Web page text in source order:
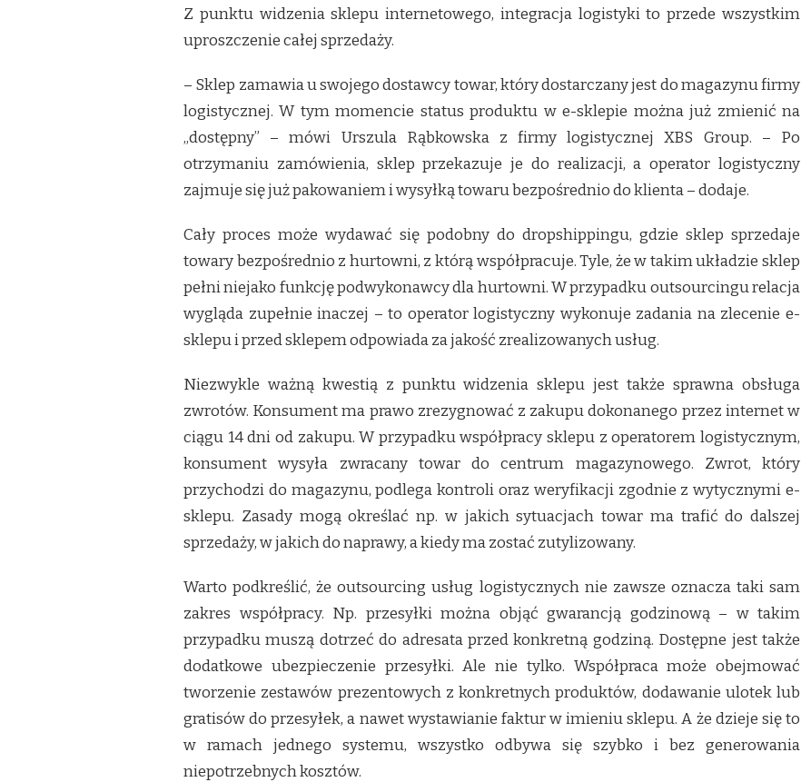
Z punktu widzenia sklepu internetowego, integracja logistyki to przede wszystkim
uproszczenie całej sprzedaży.
– Sklep zamawia u swojego dostawcy towar, który dostarczany jest do magazynu firmy
logistycznej. W tym momencie status produktu w e-sklepie można już zmienić na
„dostępny” – mówi Urszula Rąbkowska z firmy logistycznej XBS Group. – Po
otrzymaniu zamówienia, sklep przekazuje je do realizacji, a operator logistyczny
zajmuje się już pakowaniem i wysyłką towaru bezpośrednio do klienta – dodaje.
Cały proces może wydawać się podobny do dropshippingu, gdzie sklep sprzedaje
towary bezpośrednio z hurtowni, z którą współpracuje. Tyle, że w takim układzie sklep
pełni niejako funkcję podwykonawcy dla hurtowni. W przypadku outsourcingu relacja
wygląda zupełnie inaczej – to operator logistyczny wykonuje zadania na zlecenie e-
sklepu i przed sklepem odpowiada za jakość zrealizowanych usług.
Niezwykle ważną kwestią z punktu widzenia sklepu jest także sprawna obsługa
zwrotów. Konsument ma prawo zrezygnować z zakupu dokonanego przez internet w
ciągu 14 dni od zakupu. W przypadku współpracy sklepu z operatorem logistycznym,
konsument wysyła zwracany towar do centrum magazynowego. Zwrot, który
przychodzi do magazynu, podlega kontroli oraz weryfikacji zgodnie z wytycznymi e-
sklepu. Zasady mogą określać np. w jakich sytuacjach towar ma trafić do dalszej
sprzedaży, w jakich do naprawy, a kiedy ma zostać zutylizowany.
Warto podkreślić, że outsourcing usług logistycznych nie zawsze oznacza taki sam
zakres współpracy. Np. przesyłki można objąć gwarancją godzinową – w takim
przypadku muszą dotrzeć do adresata przed konkretną godziną. Dostępne jest także
dodatkowe ubezpieczenie przesyłki. Ale nie tylko. Współpraca może obejmować
tworzenie zestawów prezentowych z konkretnych produktów, dodawanie ulotek lub
gratisów do przesyłek, a nawet wystawianie faktur w imieniu sklepu. A że dzieje się to
w ramach jednego systemu, wszystko odbywa się szybko i bez generowania
niepotrzebnych kosztów.